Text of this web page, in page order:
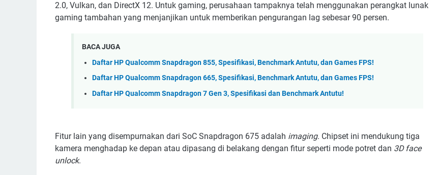
2.0, Vulkan, dan DirectX 12. Untuk gaming, perusahaan tampaknya telah menggunakan perangkat lunak
gaming tambahan yang menjanjikan untuk memberikan pengurangan lag sebesar 90 persen.
BACA JUGA
Daftar HP Qualcomm Snapdragon 855, Spesifikasi, Benchmark Antutu, dan Games FPS!
Daftar HP Qualcomm Snapdragon 665, Spesifikasi, Benchmark Antutu, dan Games FPS!
Daftar HP Qualcomm Snapdragon 7 Gen 3, Spesifikasi dan Benchmark Antutu!
Fitur lain yang disempurnakan dari SoC Snapdragon 675 adalah imaging. Chipset ini mendukung tiga
kamera menghadap ke depan atau dipasang di belakang dengan fitur seperti mode potret dan 3D face
unlock.